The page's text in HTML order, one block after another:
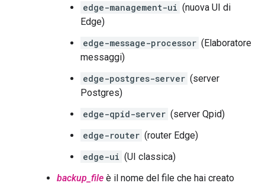
edge-management-ui (nuova UI di
Edge)
edge-message-processor (Elaboratore
messaggi)
edge-postgres-server (server
Postgres)
edge-qpid-server (server Qpid)
edge-router (router Edge)
edge-ui (UI classica)
backup_file è il nome del file che hai creato